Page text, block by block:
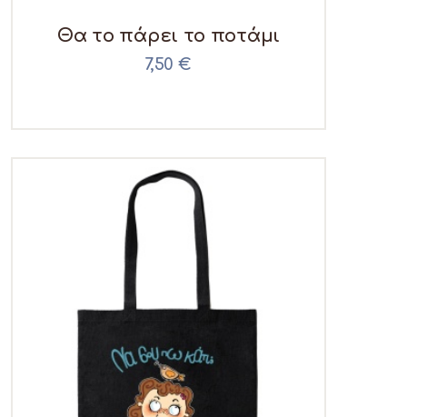
Θα το πάρει το ποτάμι
7,50 €